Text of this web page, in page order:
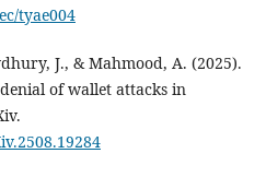
tyae004
J., & Mahmood, A. (2025).
of wallet attacks in